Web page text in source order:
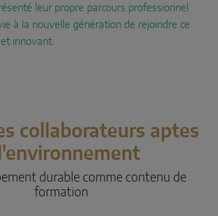
leur propre parcours professionnel
à la nouvelle génération de rejoindre ce
innovant.
collaborateurs aptes
durable comme contenu de
formation